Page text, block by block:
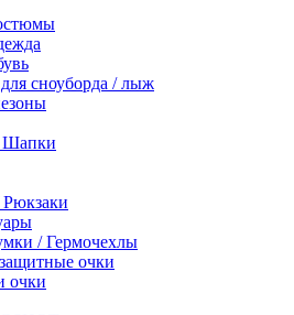
сноуборда / лыж
Шапки
/ Гермочехлы
очки
очки